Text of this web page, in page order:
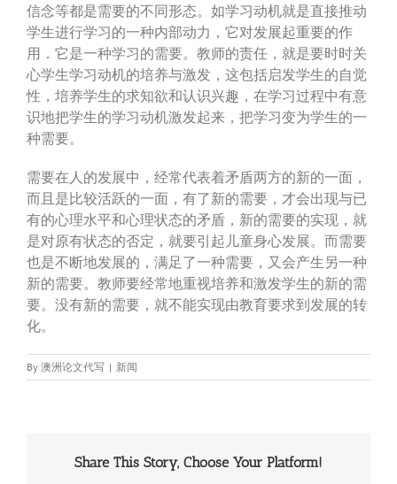
信念等都是需要的不同形态。如学习动机就是直接推动
学生进行学习的一种内部动力，它对发展起重要的作
用．它是一种学习的需要。教师的责任，就是要时时关
心学生学习动机的培养与激发，这包括启发学生的自觉
性，培养学生的求知欲和认识兴趣，在学习过程中有意
识地把学生的学习动机激发起来，把学习变为学生的一
种需要。
需要在人的发展中，经常代表着矛盾两方的新的一面，
而且是比较活跃的一面，有了新的需要，才会出现与已
有的心理水平和心理状态的矛盾，新的需要的实现，就
是对原有状态的否定，就要引起儿童身心发展。而需要
也是不断地发展的，满足了一种需要，又会产生另一种
新的需要。教师要经常地重视培养和激发学生的新的需
要。没有新的需要，就不能实现由教育要求到发展的转
化。
By 澳洲论文代写 | 新闻
Share This Story, Choose Your Platform!